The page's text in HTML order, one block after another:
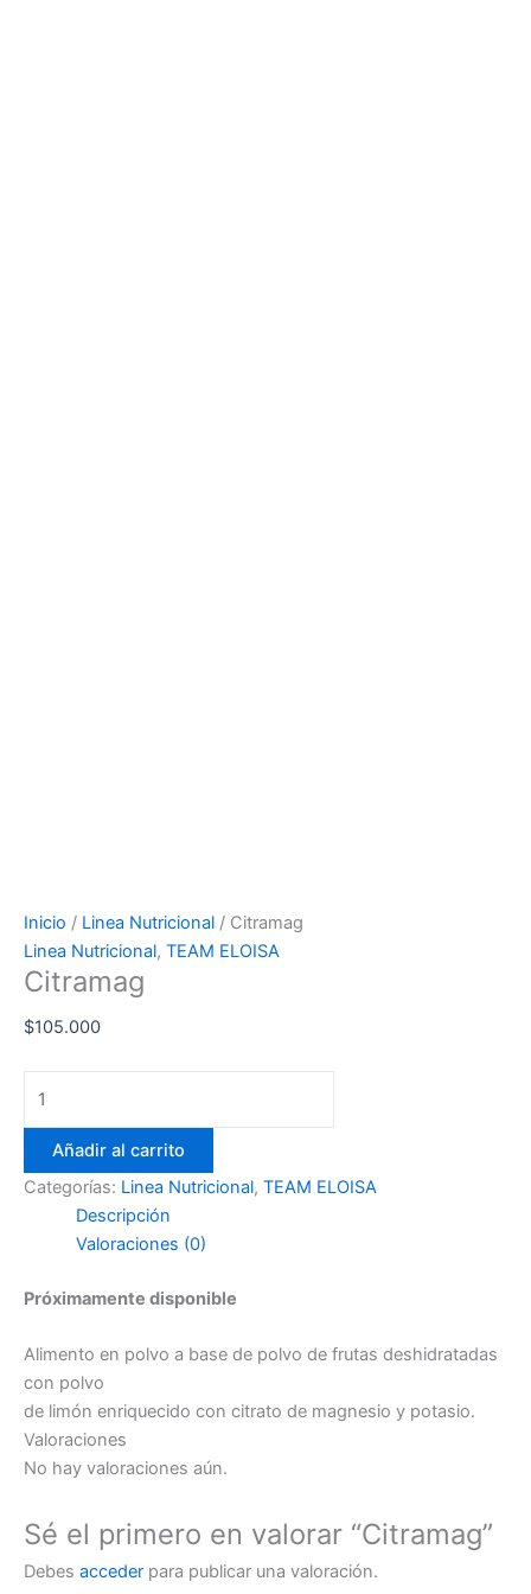
Inicio / Linea Nutricional / Citramag
Linea Nutricional, TEAM ELOISA
Citramag
$105.000
Añadir al carrito
Categorías: Linea Nutricional, TEAM ELOISA
Descripción
Valoraciones (0)
Próximamente disponible
Alimento en polvo a base de polvo de frutas deshidratadas
con polvo
de limón enriquecido con citrato de magnesio y potasio.
Valoraciones
No hay valoraciones aún.
Sé el primero en valorar “Citramag”
Debes acceder para publicar una valoración.